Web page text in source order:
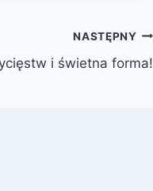
NASTĘPNY
i świetna forma!